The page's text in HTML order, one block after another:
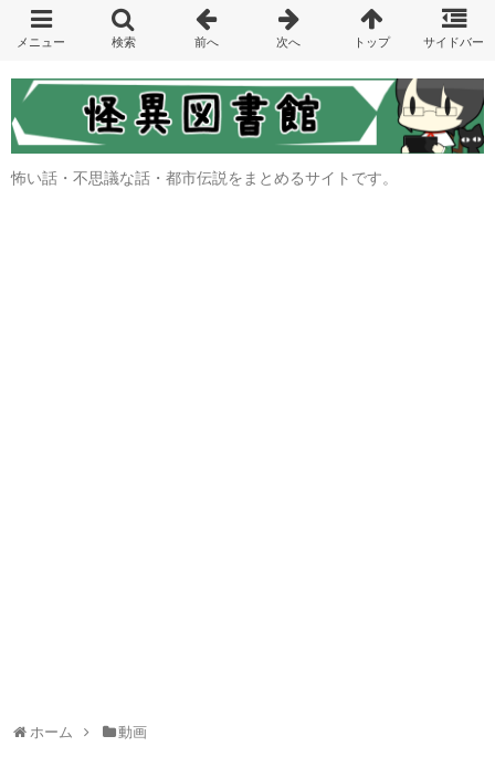
怖い話・不思議な話・都市伝説をまとめるサイトです。
ホーム 動画